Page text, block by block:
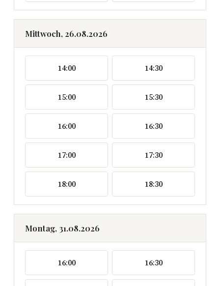
Mittwoch, 26.08.2026
14:00 14:30
15:00 15:30
16:00 16:30
17:00 17:30
18:00 18:30
Montag, 31.08.2026
16:00 16:30